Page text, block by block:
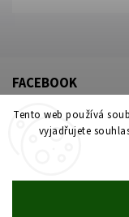
Tento web používá
vyjadřujete
FACEBOOK